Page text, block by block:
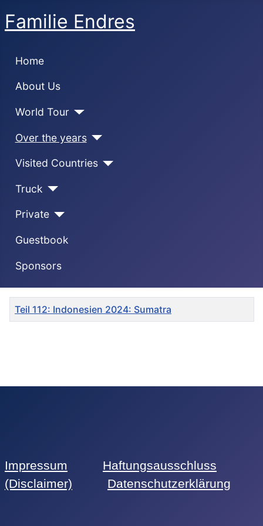
Familie Endres
Home
About Us
World Tour
Over the years
Visited Countries
Truck
Private
Guestbook
Sponsors
Titel
Teil 112: Indonesien 2024: Sumatra
Impressum
Haftungsausschluss
(Disclaimer)
Datenschutzerklärung